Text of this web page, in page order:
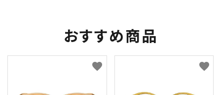
おすすめ商品
favorite favorite